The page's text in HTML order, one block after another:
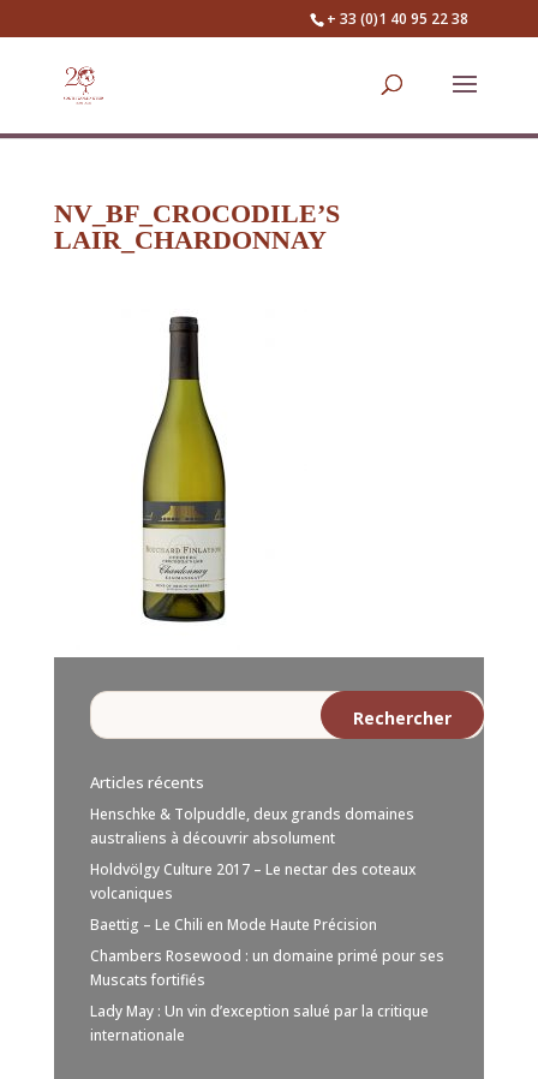
+ 33 (0)1 40 95 22 38
NV_BF_CROCODILE’S
LAIR_CHARDONNAY
Articles récents
Henschke & Tolpuddle, deux grands domaines
australiens à découvrir absolument
Holdvölgy Culture 2017 – Le nectar des coteaux
volcaniques
Baettig – Le Chili en Mode Haute Précision
Chambers Rosewood : un domaine primé pour ses
Muscats fortifiés
Lady May : Un vin d’exception salué par la critique
internationale